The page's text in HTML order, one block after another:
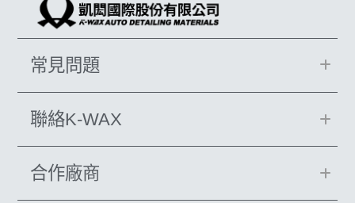
常見問題
聯絡K-WAX
合作廠商